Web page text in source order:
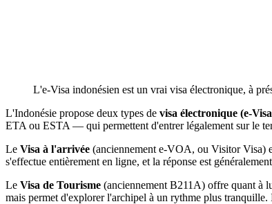
L'e-Visa indonésien est un vrai visa électronique, à
L'Indonésie propose deux types de visa électronique (e-
ETA ou ESTA — qui permettent d'entrer légalement sur le
Le Visa à l'arrivée (anciennement e-VOA, ou Visitor Visa)
s'effectue entièrement en ligne, et la réponse est
Le Visa de Tourisme (anciennement B211A) offre quant à
mais permet d'explorer l'archipel à un rythme plus